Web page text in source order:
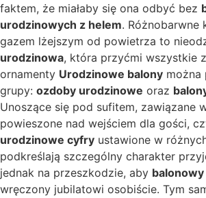
faktem, że miałaby się ona odbyć bez
urodzinowych z helem. Różnobarwne
gazem lżejszym od powietrza to
urodzinowa, która przyćmi wszystkie
ornamenty Urodzinowe balony można
grupy: ozdoby urodzinowe oraz
Unoszące się pod sufitem, zawiązane
powieszone nad wejściem dla gości,
urodzinowe cyfry ustawione w
podkreślają szczególny charakter
jednak na przeszkodzie, aby
wręczony jubilatowi osobiście. Tym